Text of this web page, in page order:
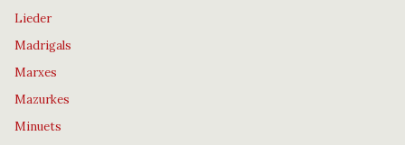
Lieder
Madrigals
Marxes
Mazurkes
Minuets